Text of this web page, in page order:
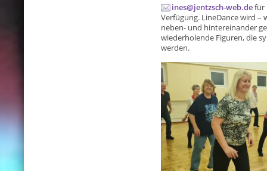
ines@jentzsch-web.defür
Verfügung. LineDance wird –
neben- und hintereinander
wiederholende Figuren, die
werden.